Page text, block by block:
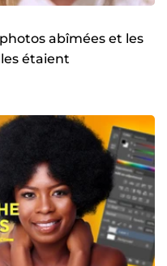
abîmées et les
étaient